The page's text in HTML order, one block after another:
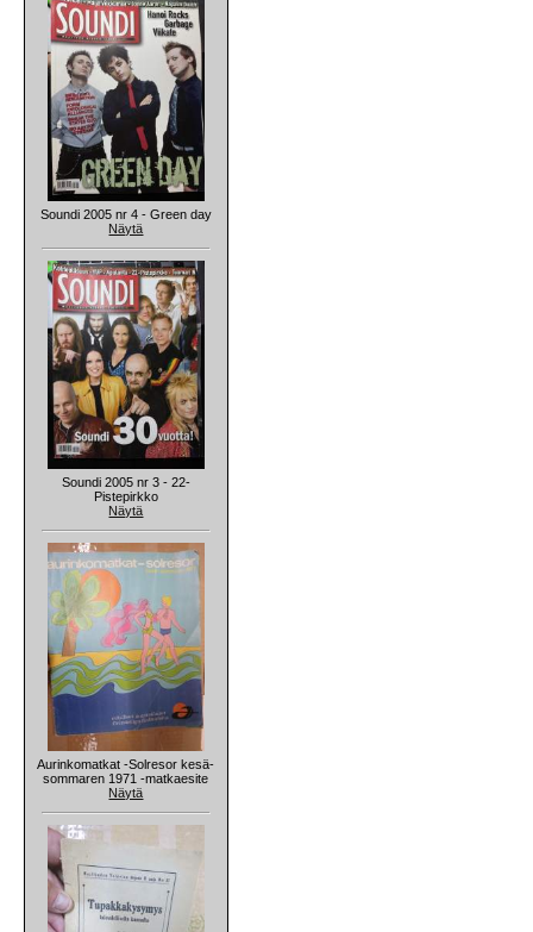
Soundi 2005 nr 4 - Green day
Näytä
Soundi 2005 nr 3 - 22-
Pistepirkko
Näytä
Aurinkomatkat -Solresor kesä-
sommaren 1971 -matkaesite
Näytä